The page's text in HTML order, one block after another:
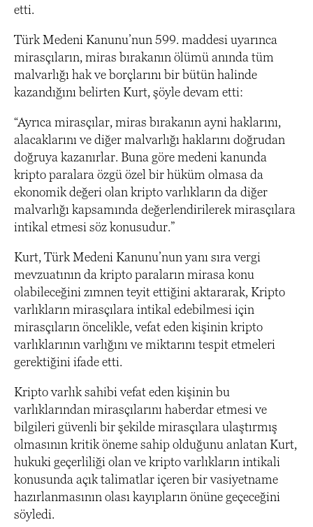
etti.
Türk Medeni Kanunu’nun 599. maddesi uyarınca
mirasçıların, miras bırakanın ölümü anında tüm
malvarlığı hak ve borçlarını bir bütün halinde
kazandığını belirten Kurt, şöyle devam etti:
“Ayrıca mirasçılar, miras bırakanın ayni haklarını,
alacaklarını ve diğer malvarlığı haklarını doğrudan
doğruya kazanırlar. Buna göre medeni kanunda
kripto paralara özgü özel bir hüküm olmasa da
ekonomik değeri olan kripto varlıkların da diğer
malvarlığı kapsamında değerlendirilerek mirasçılara
intikal etmesi söz konusudur.”
Kurt, Türk Medeni Kanunu’nun yanı sıra vergi
mevzuatının da kripto paraların mirasa konu
olabileceğini zımnen teyit ettiğini aktararak, Kripto
varlıkların mirasçılara intikal edebilmesi için
mirasçıların öncelikle, vefat eden kişinin kripto
varlıklarının varlığını ve miktarını tespit etmeleri
gerektiğini ifade etti.
Kripto varlık sahibi vefat eden kişinin bu
varlıklarından mirasçılarını haberdar etmesi ve
bilgileri güvenli bir şekilde mirasçılara ulaştırmış
olmasının kritik öneme sahip olduğunu anlatan Kurt,
hukuki geçerliliği olan ve kripto varlıkların intikali
konusunda açık talimatlar içeren bir vasiyetname
hazırlanmasının olası kayıpların önüne geçeceğini
söyledi.